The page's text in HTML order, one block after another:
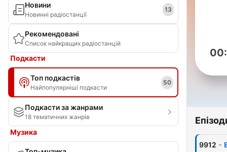
Новини
Новинні радіостанції
13
Рекомендовані
Список найкращих радіостанцій
Подкасти
Топ подкастів
Найпопулярніші подкасти
50
Подкасти за жанрами
18 тематичних жанрів
Музика
9912 -